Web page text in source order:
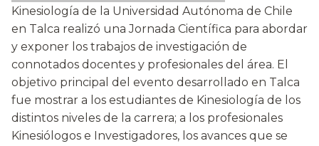
Kinesiología de la Universidad Autónoma de Chile
en Talca realizó una Jornada Científica para abordar
y exponer los trabajos de investigación de
connotados docentes y profesionales del área. El
objetivo principal del evento desarrollado en Talca
fue mostrar a los estudiantes de Kinesiología de los
distintos niveles de la carrera; a los profesionales
Kinesiólogos e Investigadores, los avances que se